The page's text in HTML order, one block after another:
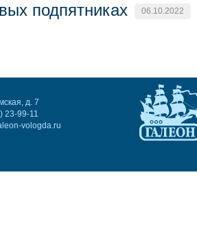
подпятниках 06.10.2022
д. 7
23-99-11
vologda.ru